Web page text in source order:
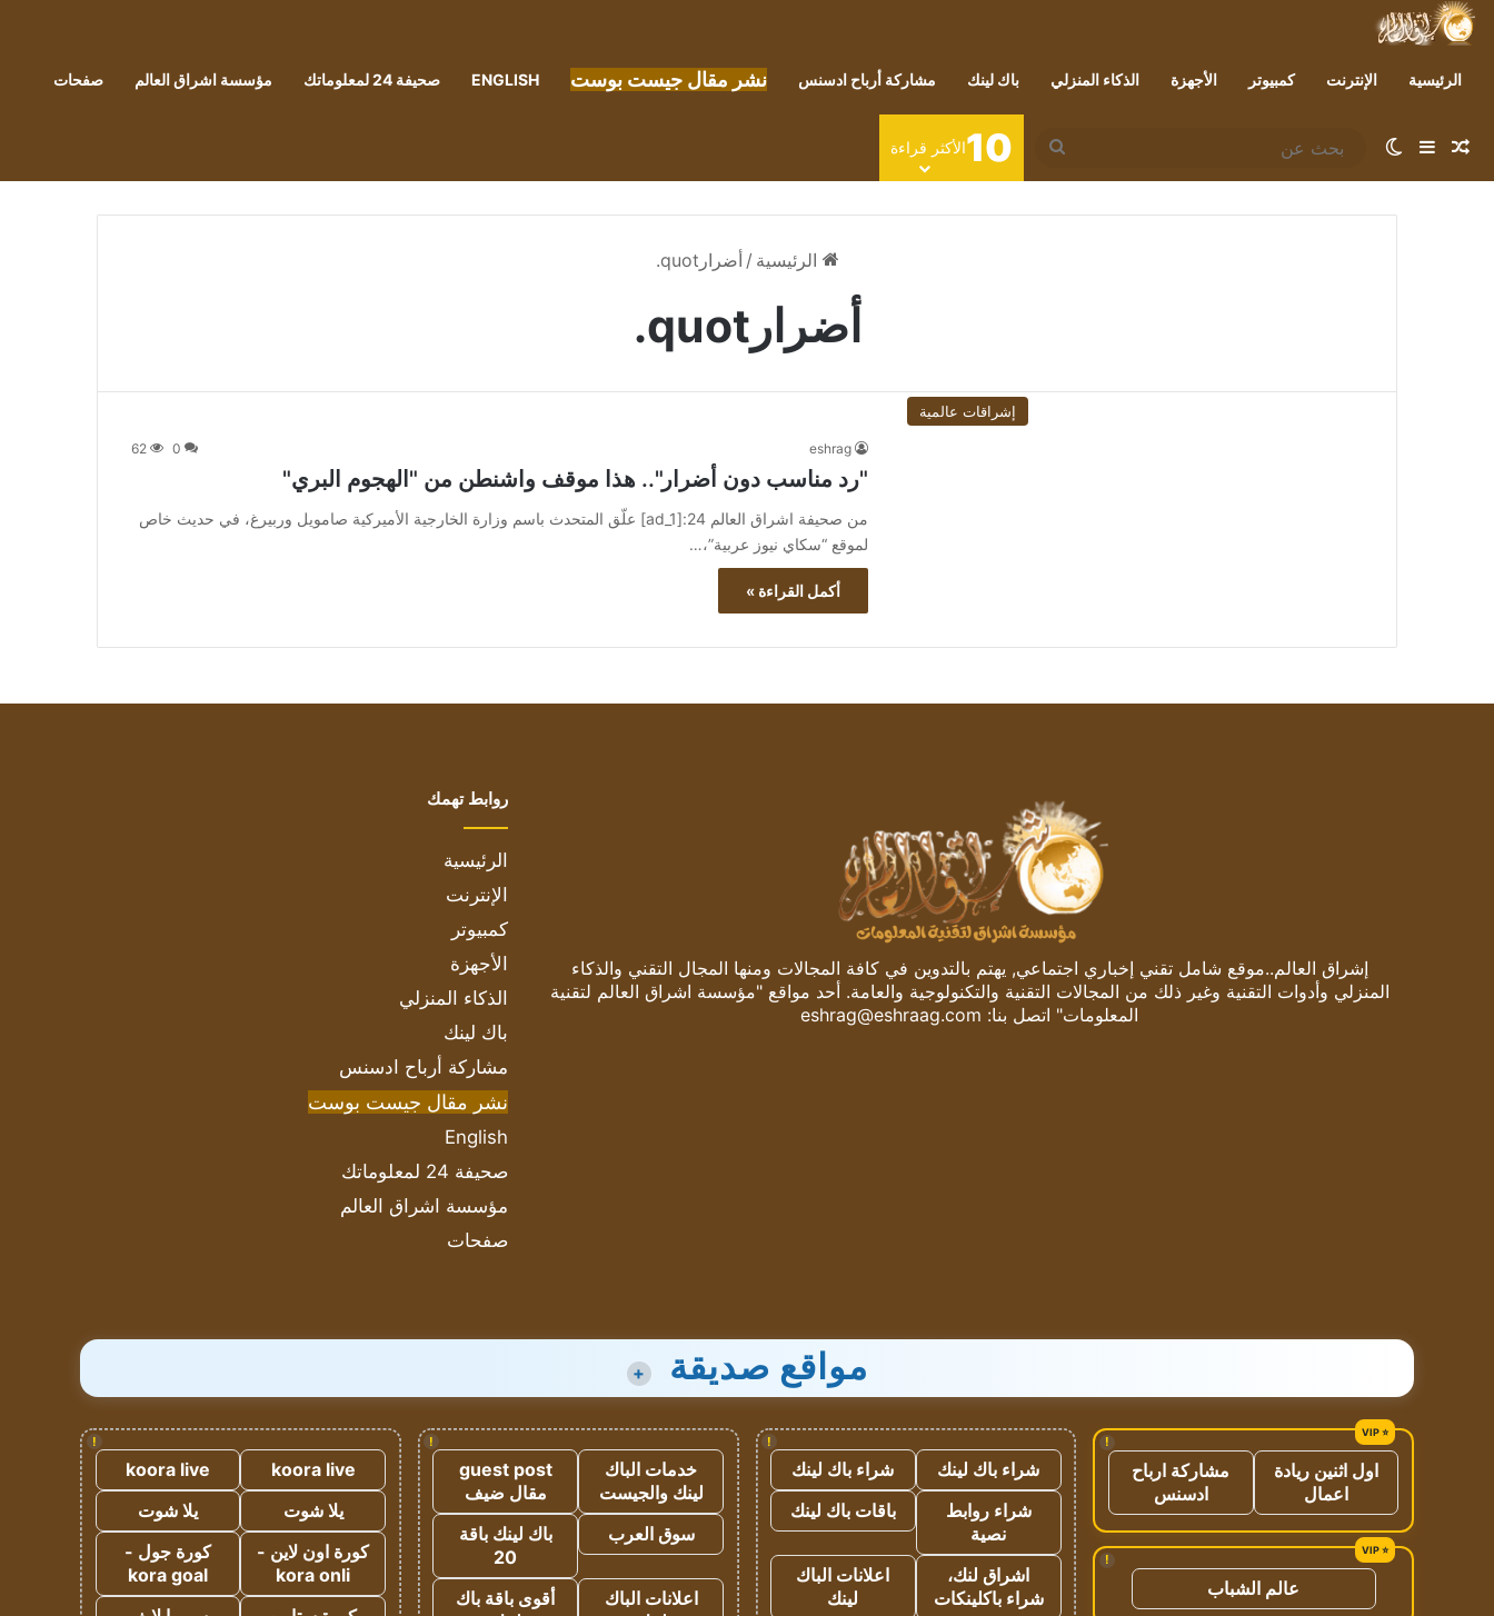
الرئيسية الإنترنت كمبيوتر الأجهزة الذكاء المنزلي باك لينك مشاركة أرباح ادسنس نشر مقال جيست بوست ENGLISH صحيفة 24 لمعلوماتك مؤسسة اشراق العالم صفحات
مقال عشوائي
إضافة عمود جانبي
الوضع المظلم
بحث
عن
10الأكثر قراءة
الرئيسية / أضرارquot.
أضرارquot.
إشراقات عالمية
eshrag
0
62
"رد مناسب دون أضرار".. هذا موقف واشنطن من "الهجوم البري"
من صحيفة اشراق العالم 24:[ad_1] علّق المتحدث باسم وزارة الخارجية الأميركية صامويل وربيرغ، في حديث خاص
لموقع “سكاي نيوز عربية”،…
أكمل القراءة »
إشراق العالم..موقع شامل تقني إخباري اجتماعي, يهتم بالتدوين في كافة المجالات ومنها المجال التقني والذكاء
المنزلي وأدوات التقنية وغير ذلك من المجالات التقنية والتكنولوجية والعامة. أحد مواقع "مؤسسة اشراق العالم لتقنية
المعلومات" اتصل بنا: eshrag@eshraag.com
روابط تهمك
الرئيسية
الإنترنت
كمبيوتر
الأجهزة
الذكاء المنزلي
باك لينك
مشاركة أرباح ادسنس
نشر مقال جيست بوست
English
صحيفة 24 لمعلوماتك
مؤسسة اشراق العالم
صفحات
مواقع صديقة +
!
اول اثنين ريادة
اعمال
مشاركة ارباح
ادسنس
!
عالم الشباب
!
شراء باك لينك
شراء باك لينك
شراء روابط
نصية
باقات باك لينك
اشراق لنك،
شراء باكلينكات
اعلانات الباك
لينك
!
خدمات الباك
لينك والجيست
guest post
مقال ضيف
سوق العرب
باك لينك باقة
20
اعلانات الباك
أقوى باقة باك
!
koora live
koora live
يلا شوت
يلا شوت
كورة اون لاين -
kora onli
كورة جول -
kora goal